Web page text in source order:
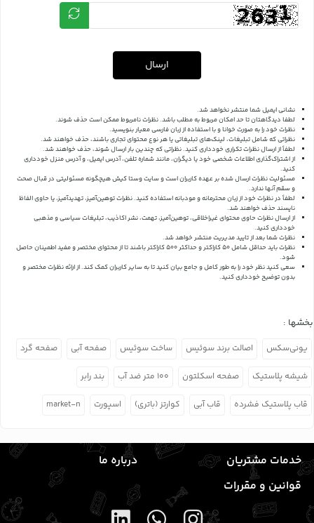
ارسال
نشانی ایمیل شما منتشر نخواهد شد.
لطفا دیدگاهتان تا حد امکان مربوط به مطلب باشد. نظرات نامربوط ممکن است حذف شوند.
نظرات خود را به صورت خوانا و با استفاده از زبان فارسی معیار بنویسید.
نظراتی که شامل تبلیغات، لینک‌های تبلیغاتی یا هر نوع محتوای تجاری باشند، حذف خواهند شد.
لطفاً از ارسال نظرات تکراری خودداری کنید. نظراتی که چندین بار ارسال شوند، حذف خواهند شد.
از اشتراک‌گذاری اطلاعات شخصی خود یا دیگران، مانند شماره تلفن، آدرس ایمیل، و آدرس منزل خودداری
کنید.
مسئولیت نظرات ارسال شده بر عهده کاربران است و سایت وستا کیش هیچگونه مسئولیتی در قبال صحت
و سقم آنها ندارد.
لطفاً در نظرات خود از زبان محترمانه و مودبانه استفاده کنید. نظرات توهین‌آمیز، تهدیدآمیز، یا حاوی الفاظ
ناپسند حذف خواهند شد.
از ارسال نظرات حاوی محتوای غیراخلاقی، توهین‌آمیز، تهمت، نشر اکاذیب، تبلیغات سیاسی و مذهبی
خودداری کنید.
نظرات شما بعد از تایید مدیریت منتشر خواهد شد.
نظرات باید حداقل شامل 50 کاراکتر و حداکثر 500 کاراکتر باشند تا از محتوای مختصر و مفید اطمینان حاصل
شود.
سعی کنید نظر خود را به طور کامل و جامع بیان کنید تا به سایر کاربران کمک کند.از ارائه نظرات مختصر و
بدون توضیح خودداری کنید.
بخشها :
یونی‌سکس اصالت برند سوئیس ساخت سوئیس صفحه آبی صفحه گرد
شیشه پلاستیک صفحه اسکلتون ۱۰۰ متر ضد آب بند رابر
قاب پلاستیک فشرده قاب آبی کوارتز (باتری) اسپورت market-n
خدمات مشتریان
درباره ما
قوانین و مقررات